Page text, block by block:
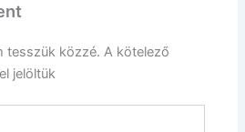
tesszük közzé. A kötelező
jelöltük